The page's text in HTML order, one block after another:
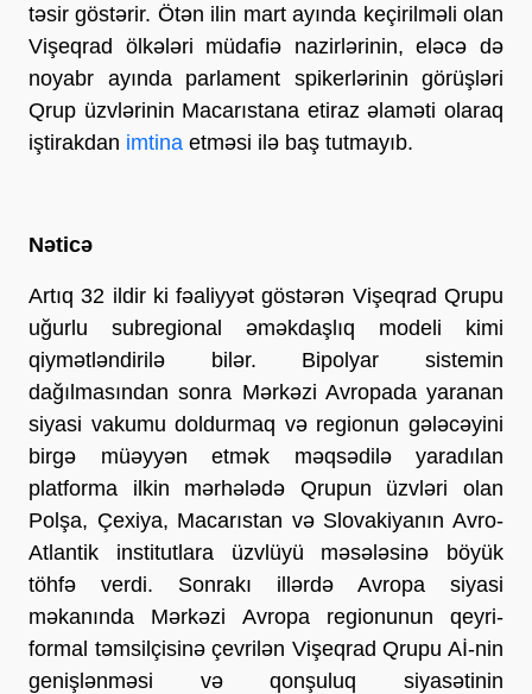
təsir göstərir. Ötən ilin mart ayında keçirilməli olan
Vişeqrad ölkələri müdafiə nazirlərinin, eləcə də
noyabr ayında parlament spikerlərinin görüşləri
Qrup üzvlərinin Macarıstana etiraz əlaməti olaraq
iştirakdan imtina etməsi ilə baş tutmayıb.
Nəticə
Artıq 32 ildir ki fəaliyyət göstərən Vişeqrad Qrupu
uğurlu subregional əməkdaşlıq modeli kimi
qiymətləndirilə bilər. Bipolyar sistemin
dağılmasından sonra Mərkəzi Avropada yaranan
siyasi vakumu doldurmaq və regionun gələcəyini
birgə müəyyən etmək məqsədilə yaradılan
platforma ilkin mərhələdə Qrupun üzvləri olan
Polşa, Çexiya, Macarıstan və Slovakiyanın Avro-
Atlantik institutlara üzvlüyü məsələsinə böyük
töhfə verdi. Sonrakı illərdə Avropa siyasi
məkanında Mərkəzi Avropa regionunun qeyri-
formal təmsilçisinə çevrilən Vişeqrad Qrupu Aİ-nin
genişlənməsi və qonşuluq siyasətinin